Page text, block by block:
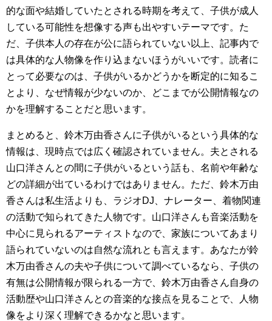
的な面や結婚していたとされる時期を考えて、子供が成人
している可能性を想像する声も出やすいテーマです。た
だ、子供本人の存在が公に語られていない以上、記事内で
は具体的な人物像を作り込まないほうがいいです。読者に
とって必要なのは、子供がいるかどうかを断定的に知るこ
とより、なぜ情報が少ないのか、どこまでが公開情報なの
かを理解することだと思います。
まとめると、鈴木万由香さんに子供がいるという具体的な
情報は、現時点では広く確認されていません。夫とされる
山口洋さんとの間に子供がいるという話も、名前や年齢な
どの詳細が出ているわけではありません。ただ、鈴木万由
香さんは私生活よりも、ラジオDJ、ナレーター、着物関連
の活動で知られてきた人物です。山口洋さんも音楽活動を
中心に見られるアーティストなので、家族についてあまり
語られていないのは自然な流れとも言えます。あなたが鈴
木万由香さんの夫や子供について調べているなら、子供の
有無は公開情報が限られる一方で、鈴木万由香さん自身の
活動歴や山口洋さんとの音楽的な接点を見ることで、人物
像をより深く理解できるかなと思います。